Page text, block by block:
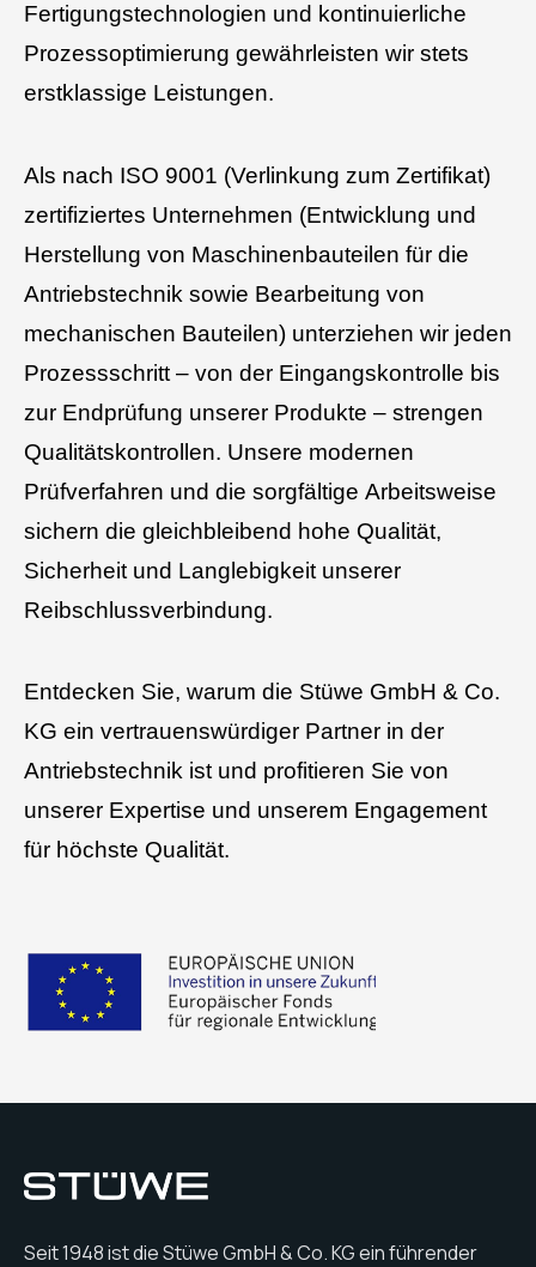
Fertigungstechnologien und kontinuierliche
Prozessoptimierung gewährleisten wir stets
erstklassige Leistungen.
Als nach ISO 9001 (Verlinkung zum Zertifikat)
zertifiziertes Unternehmen (Entwicklung und
Herstellung von Maschinenbauteilen für die
Antriebstechnik sowie Bearbeitung von
mechanischen Bauteilen) unterziehen wir jeden
Prozessschritt – von der Eingangskontrolle bis
zur Endprüfung unserer Produkte – strengen
Qualitätskontrollen. Unsere modernen
Prüfverfahren und die sorgfältige Arbeitsweise
sichern die gleichbleibend hohe Qualität,
Sicherheit und Langlebigkeit unserer
Reibschlussverbindung.
Entdecken Sie, warum die Stüwe GmbH & Co.
KG ein vertrauenswürdiger Partner in der
Antriebstechnik ist und profitieren Sie von
unserer Expertise und unserem Engagement
für höchste Qualität.
Seit 1948 ist die Stüwe GmbH & Co. KG ein führender